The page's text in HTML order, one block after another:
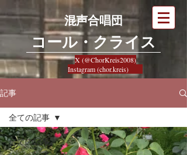
混声合唱団
​コール・クライス
X (@ChorKreis2008)
Instagram (chor.kreis)
記事
全ての記事
全ての記事